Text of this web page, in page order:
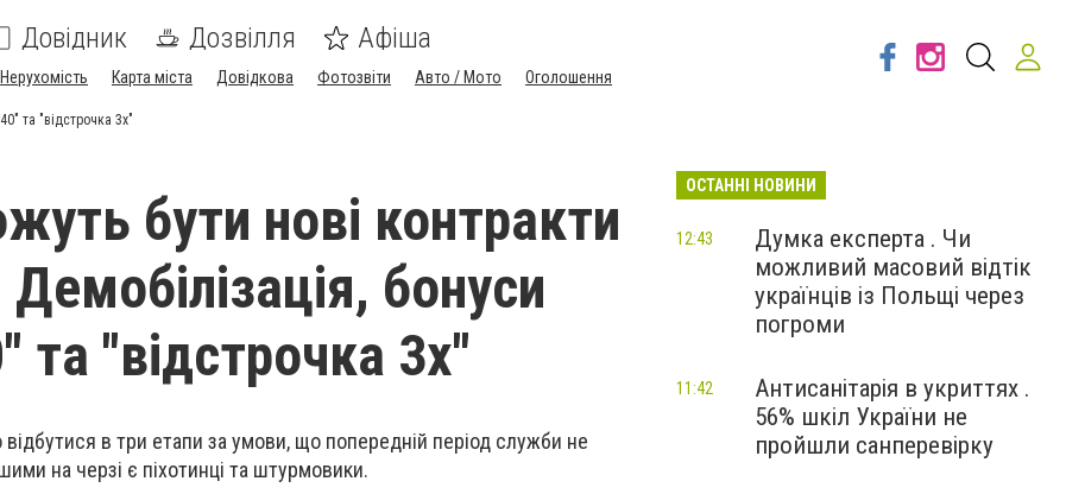
Довідник Дозвілля Афіша
Нерухомість Карта міста Довідкова Фотозвіти Авто / Мото Оголошення
та "відстрочка 3х"
бути нові контракти
бонуси
та "відстрочка 3х"
в три етапи за умови, що попередній період служби не
на черзі є піхотинці та штурмовики.
ОСТАННІ НОВИНИ
Думка експерта . Чи
можливий масовий відтік
українців із Польщі через
погроми
12:43
Антисанітарія в укриттях .
56% шкіл України не
пройшли санперевірку
11:42